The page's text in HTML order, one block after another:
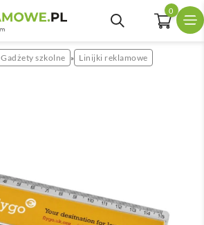
0
Gadżety szkolne » Linijki reklamowe